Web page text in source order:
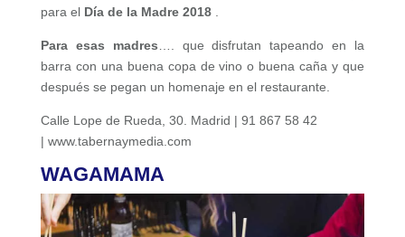
para el Día de la Madre 2018.
Para esas madres…. que disfrutan tapeando en la
barra con una buena copa de vino o buena caña y que
después se pegan un homenaje en el restaurante.
Calle Lope de Rueda, 30. Madrid | 91 867 58 42
| www.tabernaymedia.com
WAGAMAMA